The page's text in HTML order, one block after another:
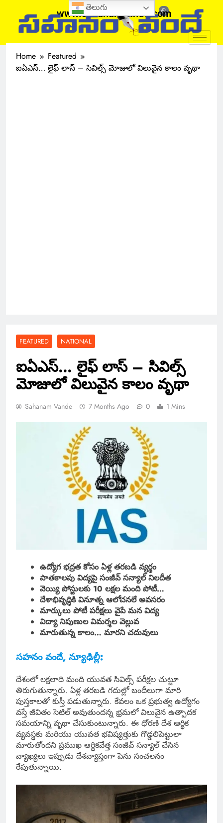
www.sahanamvande.com
Home
Featured
ఐఏఎస్… లైఫ్ లాస్ – సివిల్స్ మోజులో విలువైన కాలం వృథా
FEATURED NATIONAL
ఐఏఎస్… లైఫ్ లాస్ – సివిల్స్
మోజులో విలువైన కాలం వృథా
Sahanam Vande 7 Months Ago 0 1 Mins
ఉద్యోగ భద్రత కోసం ఏళ్ల తరబడి వ్యర్థం
పాతకాలపు విద్యపై సంజీవ్ సన్యాల్ నిలదీత
వెయ్యి పోస్టులకు 10 లక్షల మంది పోటీ…
దేశాభివృద్ధికి వినూత్న ఆలోచనలే అవసరం
మార్కులు పోటీ పరీక్షలు వైపే మన విద్య
విద్యా నిపుణుల విమర్శల వెల్లువ
మారుతున్న కాలం… మారని చదువులు
సహనం వందే, న్యూఢిల్లీ:
దేశంలో లక్షలాది మంది యువత సివిల్స్ పరీక్షల చుట్టూ
తిరుగుతున్నారు. ఏళ్ల తరబడి గదుల్లో బందీలుగా మారి
పుస్తకాలతో కుస్తీ పడుతున్నారు. కేవలం ఒక ప్రభుత్వ ఉద్యోగం
వస్తే జీవితం సెటిల్ అవుతుందన్న భ్రమలో విలువైన ఉత్పాదక
సమయాన్ని వృథా చేసుకుంటున్నారు. ఈ ధోరణి దేశ ఆర్థిక
వ్యవస్థకు మరియు యువత భవిష్యత్తుకు గొడ్డలిపెట్టులా
మారుతోందని ప్రముఖ ఆర్థికవేత్త సంజీవ్ సన్యాల్ చేసిన
వ్యాఖ్యలు ఇప్పుడు దేశవ్యాప్తంగా పెను సంచలనం
రేపుతున్నాయి.
తెలుగు